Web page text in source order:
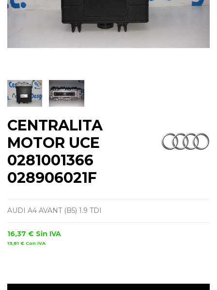
CENTRALITA
MOTOR UCE
0281001366
028906021F
AUDI A4 AVANT (B5) 1.9 TDI
16,37 € Sin IVA
19,81 € Con IVA